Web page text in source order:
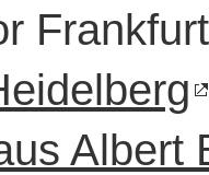
Frankfurt
Albert